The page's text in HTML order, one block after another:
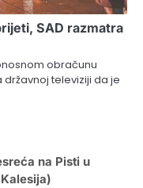
SAD razmatra
obračunu
državnoj televiziji da je
na Pisti u